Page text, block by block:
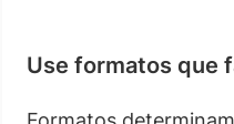
Use formatos que